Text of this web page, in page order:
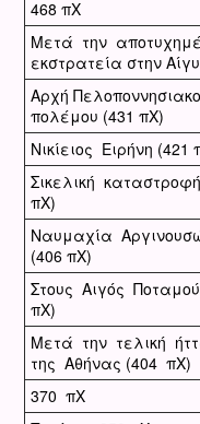
468 πΧ
Μετά την
εκστρατεία στην
Αρχή
πολέμου (431 πΧ)
Νικίειος Ειρήνη (421
Σικελική
πΧ)
Ναυμαχία
(406 πΧ)
Στους Αιγός
πΧ)
Μετά την τελική
της Αθήνας (404 πΧ)
370 πΧ